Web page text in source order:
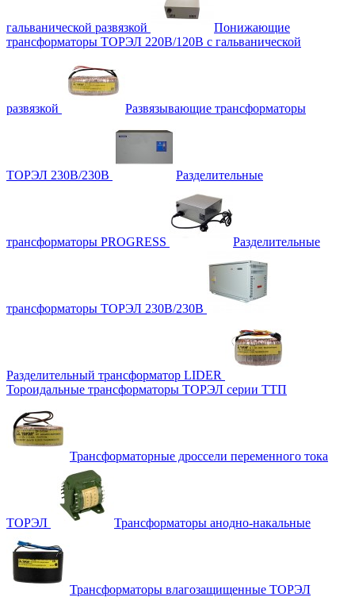
гальванической развязкой
Понижающие
трансформаторы ТОРЭЛ 220В/120В с гальванической
развязкой Развязывающие трансформаторы
ТОРЭЛ 230В/230В Разделительные
трансформаторы PROGRESS Разделительные
трансформаторы ТОРЭЛ 230В/230В
Разделительный трансформатор LIDER
Тороидальные трансформаторы ТОРЭЛ серии ТТП
Трансформаторные дроссели переменного тока
ТОРЭЛ Трансформаторы анодно-накальные
Трансформаторы влагозащищенные ТОРЭЛ